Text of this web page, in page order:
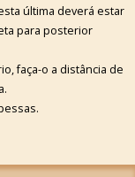
esta última deverá estar
para posterior
faça-o a distância de